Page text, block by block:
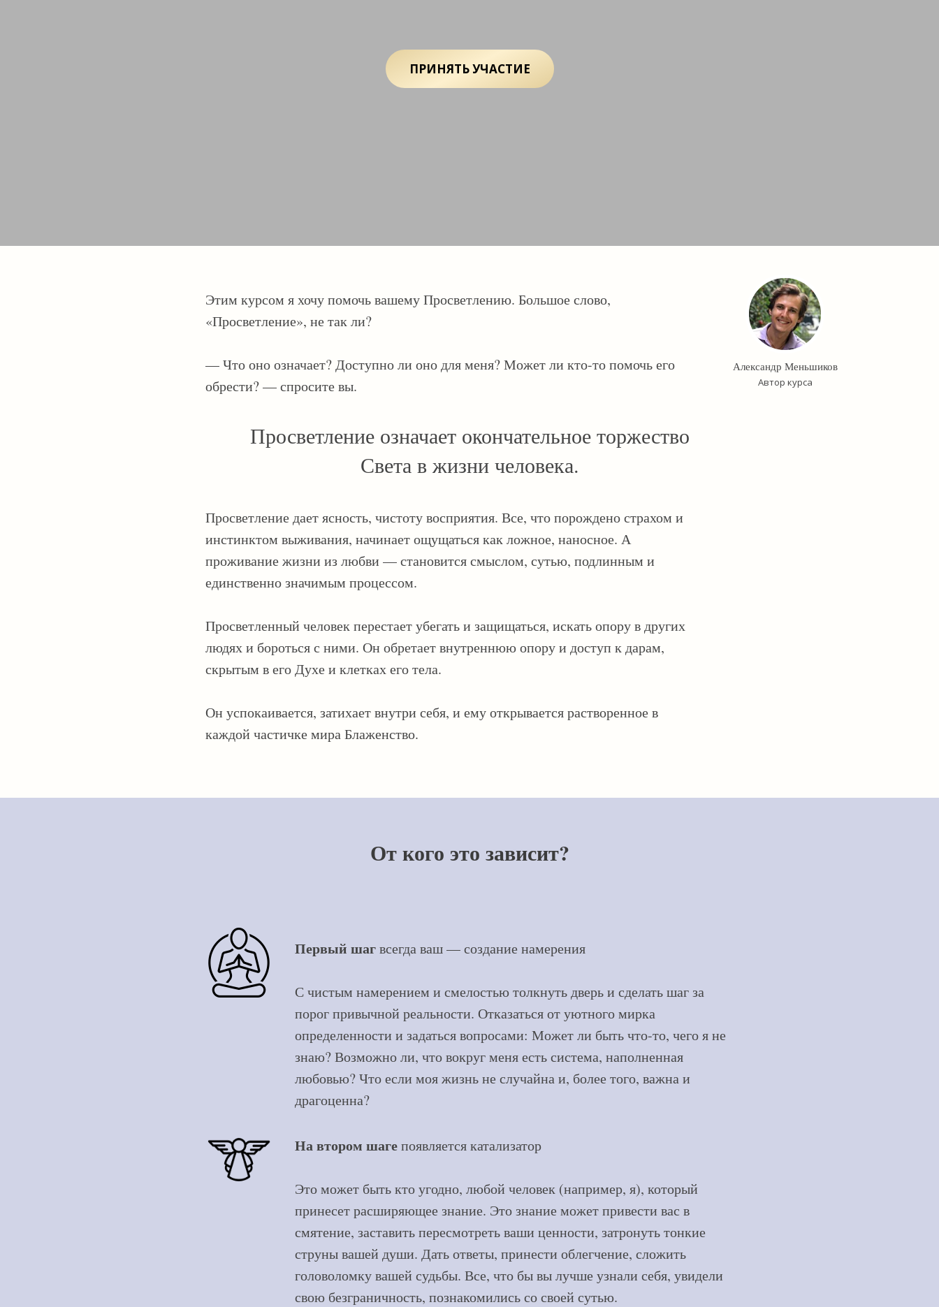
ПРИНЯТЬ УЧАСТИЕ
Этим курсом я хочу помочь вашему Просветлению. Большое слово,
«Просветление», не так ли?
— Что оно означает? Доступно ли оно для меня? Может ли кто-то помочь его
обрести? — спросите вы.
Просветление означает окончательное торжество
Света в жизни человека.
Просветление дает ясность, чистоту восприятия. Все, что порождено страхом и
инстинктом выживания, начинает ощущаться как ложное, наносное. А
проживание жизни из любви — становится смыслом, сутью, подлинным и
единственно значимым процессом.
Просветленный человек перестает убегать и защищаться, искать опору в других
людях и бороться с ними. Он обретает внутреннюю опору и доступ к дарам,
скрытым в его Духе и клетках его тела.
Он успокаивается, затихает внутри себя, и ему открывается растворенное в
каждой частичке мира Блаженство.
Александр Меньшиков
Автор курса
От кого это зависит?
Первый шагвсегда ваш — создание намерения
С чистым намерением и смелостью толкнуть дверь и сделать шаг за
порог привычной реальности. Отказаться от уютного мирка
определенности и задаться вопросами: Может ли быть что-то, чего я не
знаю? Возможно ли, что вокруг меня есть система, наполненная
любовью? Что если моя жизнь не случайна и, более того, важна и
драгоценна?
На втором шагепоявляется катализатор
Это может быть кто угодно, любой человек (например, я), который
принесет расширяющее знание. Это знание может привести вас в
смятение, заставить пересмотреть ваши ценности, затронуть тонкие
струны вашей души. Дать ответы, принести облегчение, сложить
головоломку вашей судьбы. Все, что бы вы лучше узнали себя, увидели
свою безграничность, познакомились со своей сутью.